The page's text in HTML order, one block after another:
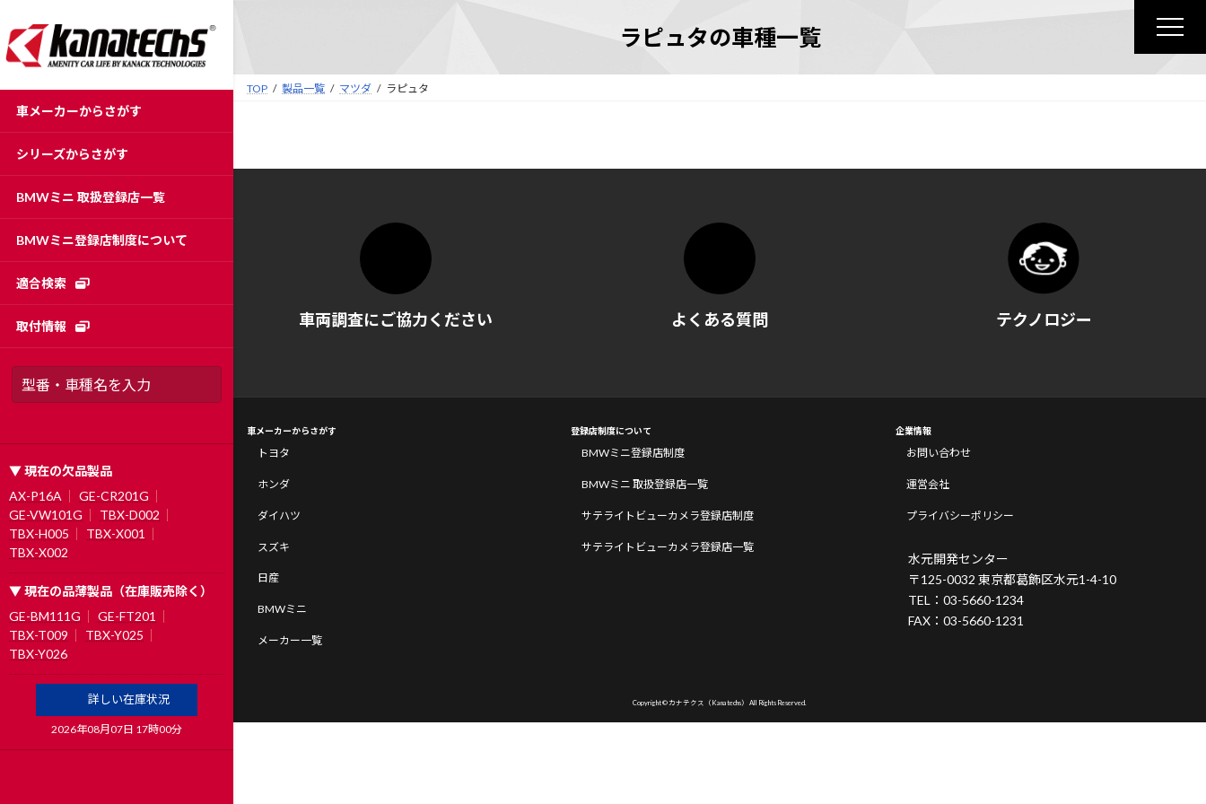
ン
テ
ビ
ゲ
車メーカーからさがす
シリーズからさがす
BMWミニ 取扱登録店一覧
BMWミニ登録店制度について
適合検索
取付情報
▼ 現在の欠品製品
AX-P16A
GE-CR201G
GE-VW101G
TBX-D002
TBX-H005
TBX-X001
TBX-X002
▼ 現在の品薄製品（在庫販売除く）
GE-BM111G
GE-FT201
TBX-T009
TBX-Y025
TBX-Y026
詳しい在庫状況
2026年08月07日 17時00分
ラピュタの車種一覧
TOP 製品一覧 マツダ ラピュタ
車両調査にご協力ください よくある質問 テクノロジー
車メーカーからさがす
トヨタ
ホンダ
ダイハツ
スズキ
日産
BMWミニ
メーカー一覧
登録店制度について
BMWミニ登録店制度
BMWミニ 取扱登録店一覧
サテライトビューカメラ登録店制度
サテライトビューカメラ登録店一覧
企業情報
お問い合わせ
運営会社
プライバシーポリシー
水元開発センター
〒125-0032 東京都葛飾区水元1-4-10
TEL：03-5660-1234
FAX：03-5660-1231
Copyright © カナテクス（Kanatechs） All Rights Reserved.